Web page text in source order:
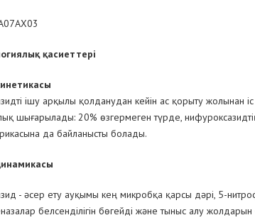
қасиеттері
ішу арқылы қолданудан кейін ас қорыту жолынан
шығарылады: 20% өзгермеген түрде,
да байланысты болады.
сы
- әсер ету ауқымы кең микробқа қарсы дәрі, 5-
белсенділігін бөгейді және тыныс алу